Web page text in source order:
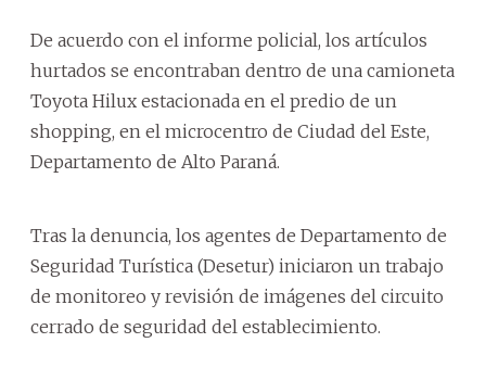
De acuerdo con el informe policial, los artículos
hurtados se encontraban dentro de una camioneta
Toyota Hilux estacionada en el predio de un
shopping, en el microcentro de Ciudad del Este,
Departamento de Alto Paraná.
Tras la denuncia, los agentes de Departamento de
Seguridad Turística (Desetur) iniciaron un trabajo
de monitoreo y revisión de imágenes del circuito
cerrado de seguridad del establecimiento.